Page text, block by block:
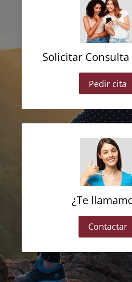
Solicitar
Pedir cita
¿Te
Contactar